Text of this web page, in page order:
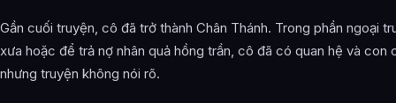
Gần cuối truyện, cô đã trở thành Chân Thánh. Trong phần ngoại
xưa hoặc để trả nợ nhân quả hồng trần, cô đã có quan hệ và con
nhưng truyện không nói rõ.